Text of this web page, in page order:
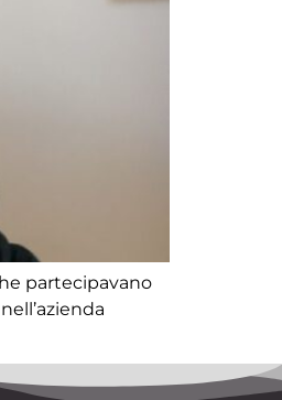
partecipavano